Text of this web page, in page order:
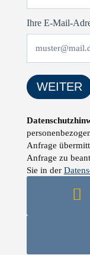
Ihre E-Mail-
WEITER
Anfrage
Anfrage zu
Sie in der
